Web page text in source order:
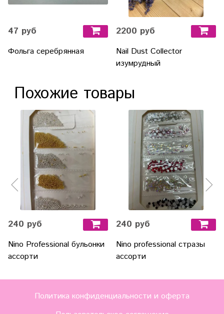
47 руб
Фольга серебрянная
2200 руб
Nail Dust Collector
изумрудный
Похожие товары
240 руб
Nino Professional бульонки
ассорти
240 руб
Nino professional стразы
ассорти
Политика конфиденциальности и оферта